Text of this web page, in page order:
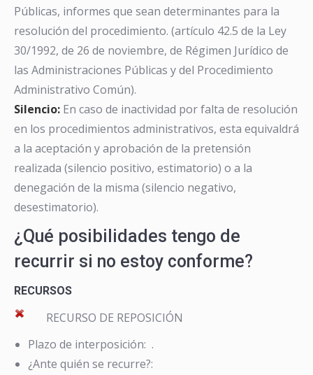
Públicas, informes que sean determinantes para la
resolución del procedimiento. (artículo 42.5 de la Ley
30/1992, de 26 de noviembre, de Régimen Jurídico de
las Administraciones Públicas y del Procedimiento
Administrativo Común).
Silencio: En caso de inactividad por falta de resolución
en los procedimientos administrativos, esta equivaldrá
a la aceptación y aprobación de la pretensión
realizada (silencio positivo, estimatorio) o a la
denegación de la misma (silencio negativo,
desestimatorio).
¿Qué posibilidades tengo de
recurrir si no estoy conforme?
RECURSOS
RECURSO DE REPOSICIÓN
Plazo de interposición: .
¿Ante quién se recurre?: